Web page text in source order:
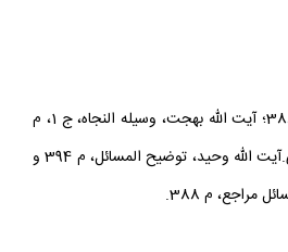
توضيح المسائل مراجع، م 388؛ آيت الله بهجت، وسيله النجاه، ج 1، م
220 و دفتر آيت الله خامنه‏اى.آيت الله وحيد، توضيح المسائل، م 394 و
مراجع، م 388.